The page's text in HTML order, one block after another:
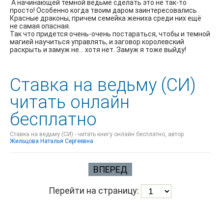
А начинающей темной ведьме сделать это не так-то
просто! Особенно когда твоим даром заинтересовались
Красные драконы, причем семейка жениха среди них ещё
не самая опасная.
Так что придется очень-очень постараться, чтобы и темной
магией научиться управлять, и заговор королевский
раскрыть и замуж не... хотя нет. Замуж я тоже выйду!
Ставка на ведьму (СИ)
читать онлайн
бесплатно
Ставка на ведьму (СИ) - читать книгу онлайн бесплатно, автор
Жильцова Наталья Сергеевна
ВПЕРЕД
Перейти на страницу: